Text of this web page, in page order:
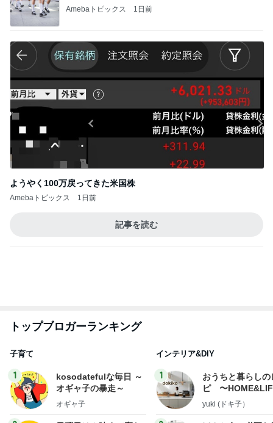
Amebaトピックス 1日前
ようやく100万戻ってきた米国株
Amebaトピックス 1日前
記事を読む
トップブロガーランキング
子育て
1
kosodatefulな毎日 ～
オギャ子の暴走～
オギャ子
インテリア&DIY
1
おうちと暮らしの
ピ 〜
yuki (ドキ子）